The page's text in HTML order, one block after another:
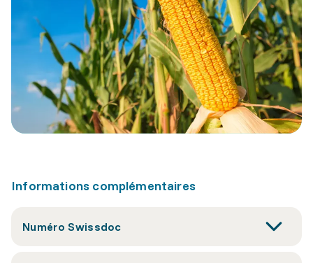
Informations complémentaires
Numéro Swissdoc